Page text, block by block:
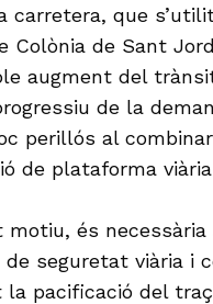
carretera, que
Colònia de Sant
augment del
de la
perillós al
de plataforma
motiu, és
de seguretat viària i
la pacificació del